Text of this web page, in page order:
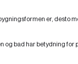
er, desto
og bad har betydning for